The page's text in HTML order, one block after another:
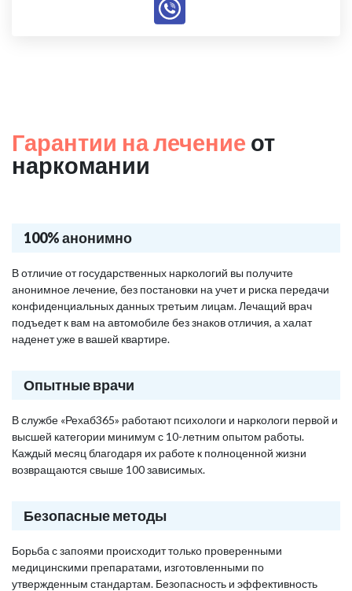
Гарантии на лечение от
наркомании
100% анонимно
В отличие от государственных наркологий вы получите
анонимное лечение, без постановки на учет и риска передачи
конфиденциальных данных третьим лицам. Лечащий врач
подъедет к вам на автомобиле без знаков отличия, а халат
наденет уже в вашей квартире.
Опытные врачи
В службе «Рехаб365» работают психологи и наркологи первой и
высшей категории минимум с 10-летним опытом работы.
Каждый месяц благодаря их работе к полноценной жизни
возвращаются свыше 100 зависимых.
Безопасные методы
Борьба с запоями происходит только проверенными
медицинскими препаратами, изготовленными по
утвержденным стандартам. Безопасность и эффективность